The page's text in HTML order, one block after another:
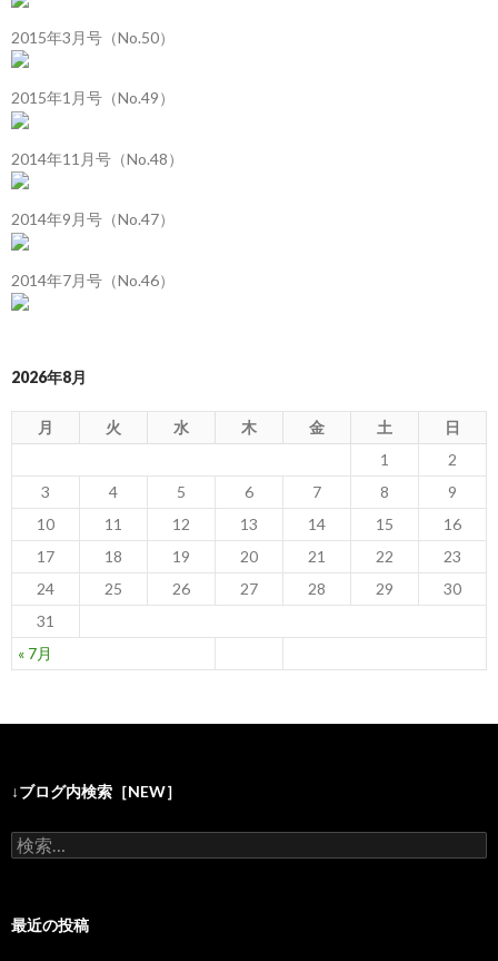
2015年3月号（No.50）
2015年1月号（No.49）
2014年11月号（No.48）
2014年9月号（No.47）
2014年7月号（No.46）
2026年8月
月 火 水 木 金 土 日
« 7月
1
2
3
4 5 6 7 8
9
10
11 12 13 14 15
16
17
18 19 20 21 22
23
24
25 26 27 28 29
30
31
↓ブログ内検索［NEW］
検
索
最近の投稿